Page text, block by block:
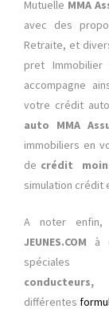
Mutuelle MMA
avec des
Retraite, et
pret Immobilier
accompagne
votre crédit
auto MMA
immobiliers en
de crédit
simulation crédit
A noter
JEUNES.COM à
différentes